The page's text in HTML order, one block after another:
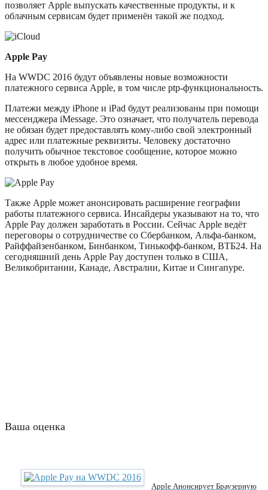
позволяет Apple выпускать качественные продукты, и к
облачным сервисам будет применён такой же подход.
Apple Pay
На WWDC 2016 будут объявлены новые возможности
платежного сервиса Apple, в том числе ptp-функциональность.
Платежи между iPhone и iPad будут реализованы при помощи
мессенджера iMessage. Это означает, что получатель перевода
не обязан будет предоставлять кому-либо свой электронный
адрес или платежные реквизиты. Человеку достаточно
получить обычное текстовое сообщение, которое можно
открыть в любое удобное время.
Также Apple может анонсировать расширение географии
работы платежного сервиса. Инсайдеры указывают на то, что
Apple Pay должен заработать в России. Сейчас Apple ведёт
переговоры о сотрудничестве со Сбербанком, Альфа-банком,
Райффайзенбанком, Бинбанком, Тинькофф-банком, ВТБ24. На
сегодняшний день Apple Pay доступен только в США,
Великобритании, Канаде, Австралии, Китае и Сингапуре.
Ваша оценка
Apple Анонсирует Браузерную